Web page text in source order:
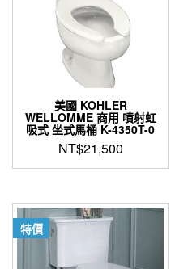
美國 KOHLER
WELLOMME 商用 噴射虹
吸式 坐式馬桶 K-4350T-0
NT$21,500
特價